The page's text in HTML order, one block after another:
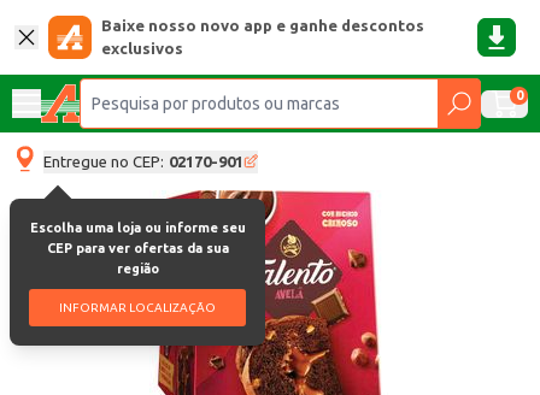
Baixe nosso novo app e ganhe descontos
exclusivos
0
Entregue no CEP: 02170-901
Escolha uma loja ou informe seu
CEP para ver ofertas da sua
região
INFORMAR LOCALIZAÇÃO